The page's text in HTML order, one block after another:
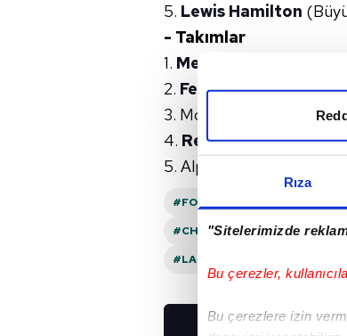
Rıza
"Sitelerimizde
Bu çerezler,
Bu çerezlere izin
5. Lewis Hamilton
- Takımlar
1. Mercedes
2. Ferrari: 112
3. McLaren: 94
4. Red Bull: 30
5. Alpine: 21
#FORMULA 1 DÜNYA
#CHARLES LECLERC
#LANDO NORRIS